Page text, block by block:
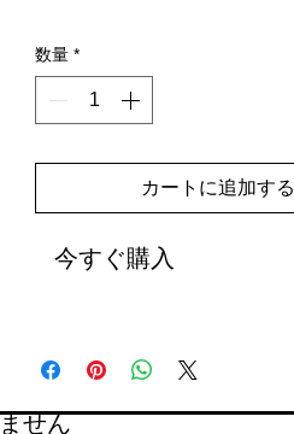
数量 *
カートに追加する
今すぐ購入
せん